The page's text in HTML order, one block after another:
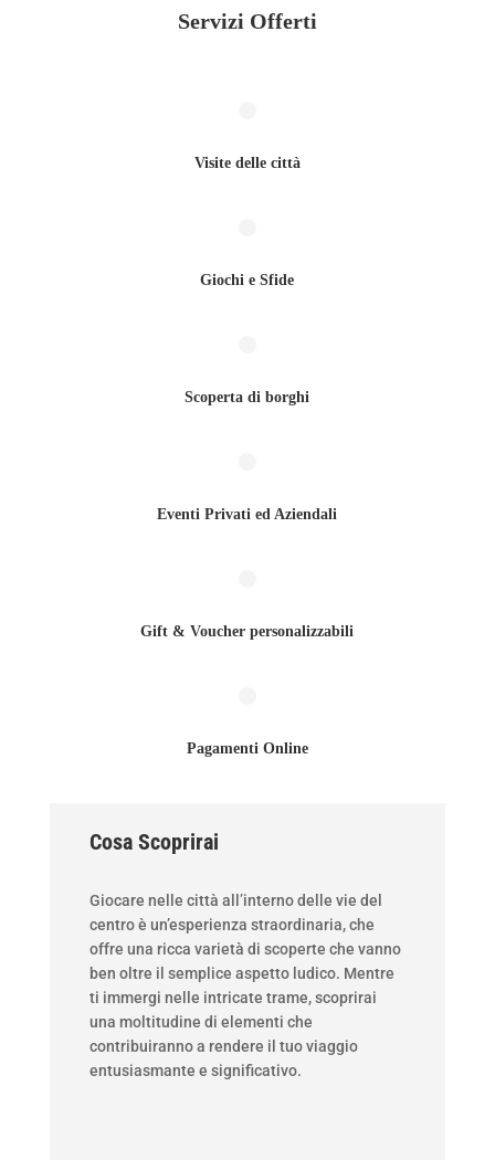
Servizi Offerti
Visite delle città
Giochi e Sfide
Scoperta di borghi
Eventi Privati ed Aziendali
Gift & Voucher personalizzabili
Pagamenti Online
Cosa Scoprirai
Giocare nelle città all’interno delle vie del
centro è un’esperienza straordinaria, che
offre una ricca varietà di scoperte che vanno
ben oltre il semplice aspetto ludico. Mentre
ti immergi nelle intricate trame, scoprirai
una moltitudine di elementi che
contribuiranno a rendere il tuo viaggio
entusiasmante e significativo.